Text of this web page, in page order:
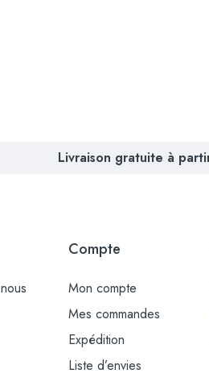
Livraison gratuite à
Compte
Mon compte
Mes commandes
Expédition
Liste d’envies